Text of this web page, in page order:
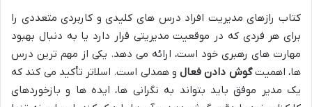
کتاب رازهای مدیریت افراد درس های کلیدی و کاربردی متعددی را
برای هر فردی که در موقعیت مدیریتی قرار دارد یا به دنبال بهبود
مهارت های رهبری خود است، ارائه می دهد. یکی از مهم ترین درس
ها، اهمیتگوش دادن فعال و همدلی است. اسلاتر تأکید می کند که
یک مدیر موفق باید بتواند به نگرانی ها، ایده ها و بازخوردهای